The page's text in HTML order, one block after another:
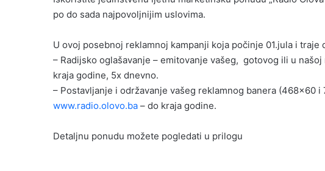
po do sada najpovoljnijim uslovima.
U ovoj posebnoj reklamnoj kampanji koja počinje 01.jula i traje
– Radijsko oglašavanje – emitovanje vašeg, gotovog ili u
kraja godine, 5x dnevno.
– Postavljanje i održavanje vašeg reklamnog banera (468×60
www.radio.olovo.ba – do kraja godine.
Detaljnu ponudu možete pogledati u prilogu